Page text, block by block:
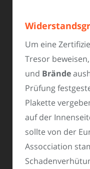
Um eine
Tresor
und Brände
Prüfung
Plakette
auf der
sollte von der
Assocciation